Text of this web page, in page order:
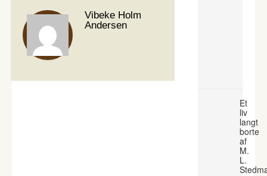
Vibeke Holm
Andersen
Et
liv
langt
borte
af
M.
L.